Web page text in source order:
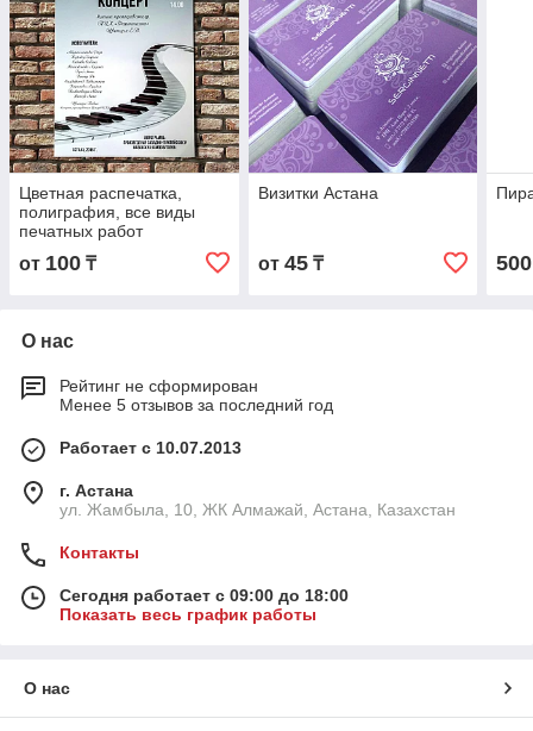
Цветная распечатка,
полиграфия, все виды
печатных работ
от 100 ₸
Визитки Астана
от 45₸ 500
О нас
Рейтинг не сформирован
Менее 5 отзывов за последний год
Работает с 10.07.2013
г. Астана
ул. Жамбыла, 10, ЖК Алмажай, Астана, Казахстан
Контакты
Сегодня работает с 09:00 до 18:00
Показать весь график работы
О нас